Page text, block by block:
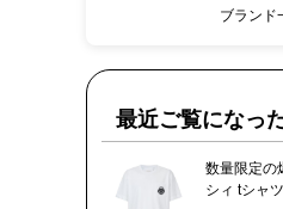
ブランド
最近ご覧になっ
数量限定の
シィ tシャ